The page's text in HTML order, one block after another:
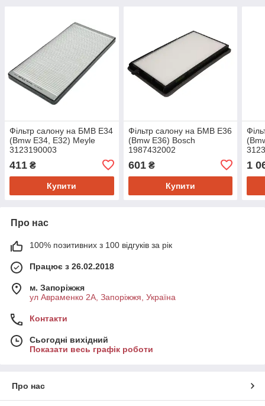
Фільтр салону на БМВ Е34
(Bmw E34, E32) Meyle
3123190003
411 ₴
Купити
Фільтр салону на БМВ Е36
(Bmw E36) Bosch
1987432002
601₴
Купити
1
Про нас
100% позитивних з 100 відгуків за рік
Працює з 26.02.2018
м. Запоріжжя
ул Авраменко 2А, Запоріжжя, Україна
Контакти
Сьогодні вихідний
Показати весь графік роботи
Про нас